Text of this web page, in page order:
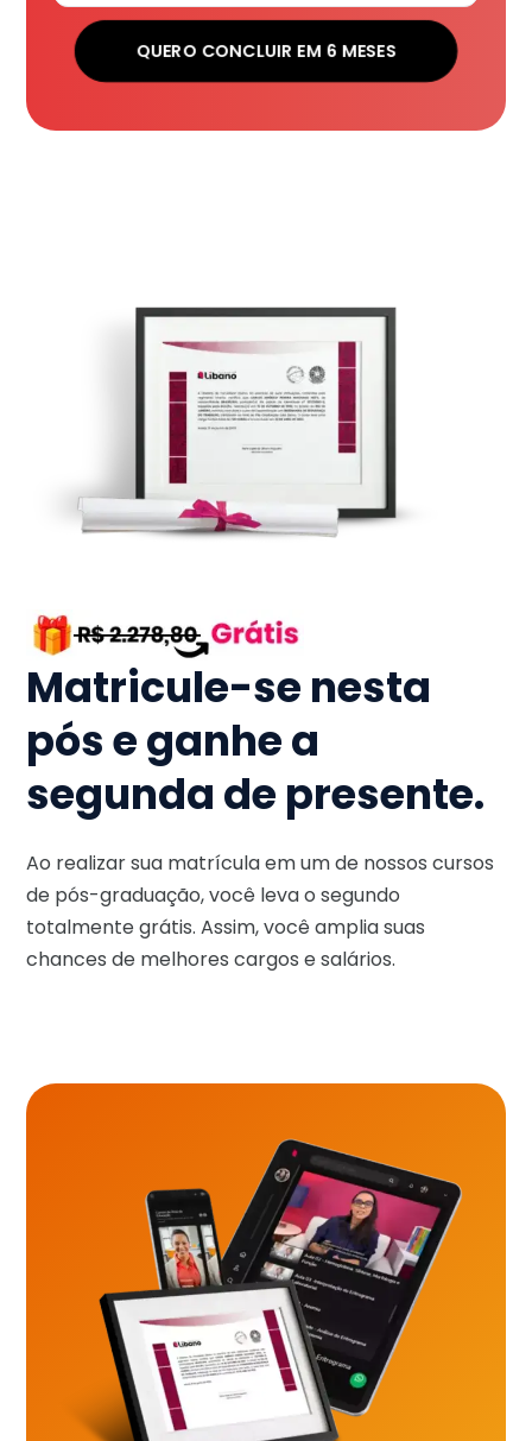
QUERO CONCLUIR EM 6 MESES
Matricule-se nesta
pós e ganhe a
segunda de presente.
Ao realizar sua matrícula em um de nossos cursos
de pós-graduação, você leva o segundo
totalmente grátis. Assim, você amplia suas
chances de melhores cargos e salários.